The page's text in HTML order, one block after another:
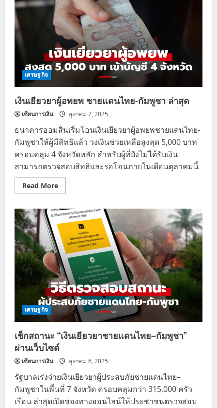
พิการ
ต.ค.
68
รับ
เงิน
สูงสุด
1,000
บาท
โอน
เข้า
บัญชี
วัน
เศรษฐกิจ
เงินเยียวยาผู้อพยพ ชายแดนไทย-กัมพูชา ล่าสุด
เซียนการเงิน ตุลาคม 7, 2025
ธนาคารออมสินเริ่มโอนเงินเยียวยาผู้อพยพชายแดนไทย-
กัมพูชาให้ผู้มีสิทธิแล้ว วงเงินช่วยเหลือสูงสุด 5,000 บาท
ครอบคลุม 4 จังหวัดหลัก สำหรับผู้ที่ยังไม่ได้รับเงิน
สามารถตรวจสอบสิทธิและรอโอนภายในเดือนตุลาคมนี้
Read MoreRead
more
เยียวยา
อพยพ
ชายแดน
ไทย-
กัมพูชา
ล่าสุด
เศรษฐกิจ
เช็กสถานะ “เงินเยียวยาชายแดนไทย–กัมพูชา”
ผ่านเว็บไซต์
เซียนการเงิน ตุลาคม 6, 2025
รัฐบาลเร่งจ่ายเงินเยียวยาผู้ประสบภัยชายแดนไทย–
กัมพูชาในพื้นที่ 7 จังหวัด ครอบคลุมกว่า 315,000 ครัว
เรือน ล่าสุดเปิดช่องทางออนไลน์ให้ประชาชนตรวจสอบ